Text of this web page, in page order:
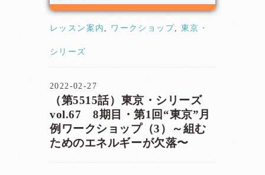
レッスン案内 , ワークショップ, 東京・
シリーズ
2022-02-27
（第5515話）東京・シリーズ
vol.67 8期目・第1回“東京”月
例ワークショップ（3）～組む
ためのエネルギーが欠落〜